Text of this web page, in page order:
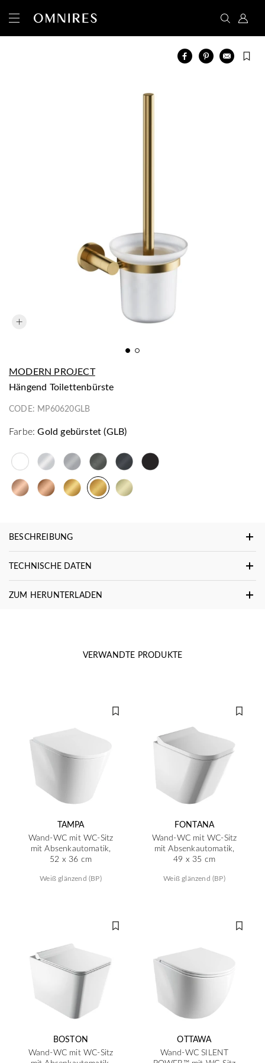
MODERN PROJECT
hängend Toilettenbürste
CODE: MP60620GLB
Farbe: Gold gebürstet (GLB)
BESCHREIBUNG
TECHNISCHE DATEN
ZUM HERUNTERLADEN
VERWANDTE PRODUKTE
TAMPA
Wand-WC mit WC-Sitz
mit Absenkautomatik,
52 x 36 cm
Weiß glänzend (BP)
FONTANA
Wand-WC mit WC-Sitz
mit Absenkautomatik,
49 x 35 cm
Weiß glänzend (BP)
BOSTON
Wand-WC mit WC-Sitz
OTTAWA
Wand-WC SILENT